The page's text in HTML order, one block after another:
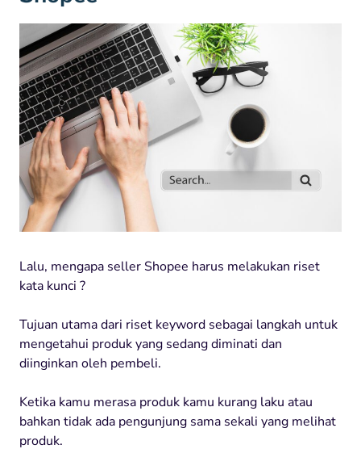
Lalu, mengapa seller Shopee harus melakukan riset
kata kunci ?
Tujuan utama dari riset keyword sebagai langkah untuk
mengetahui produk yang sedang diminati dan
diinginkan oleh pembeli.
Ketika kamu merasa produk kamu kurang laku atau
bahkan tidak ada pengunjung sama sekali yang melihat
produk.